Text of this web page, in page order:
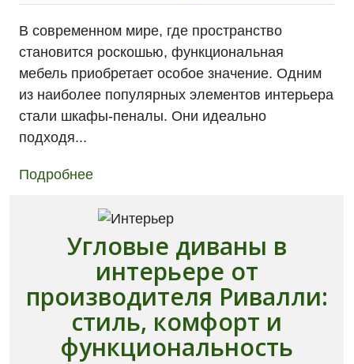
В современном мире, где пространство
становится роскошью, функциональная
мебель приобретает особое значение. Одним
из наиболее популярных элементов интерьера
стали шкафы-пеналы. Они идеально
подходя...
Подробнее
Угловые диваны в
интерьере от
производителя Ривалли:
cтиль, комфорт и
функциональность